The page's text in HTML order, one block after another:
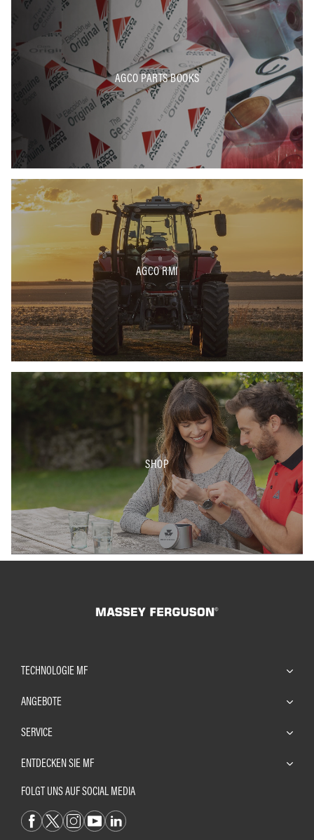
AGCO PARTS BOOKS
AGCO RMI
SHOP
TECHNOLOGIE MF
ANGEBOTE
SERVICE
ENTDECKEN SIE MF
FOLGT UNS AUF SOCIAL MEDIA